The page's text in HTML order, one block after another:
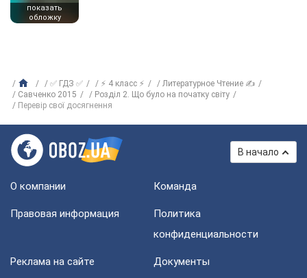
показать
обложку
✅ ГДЗ ✅ ⚡ 4 класс ⚡
Литературное Чтение ✍
Савченко 2015
Розділ 2. Що було на початку світу
Перевір свої досягнення
В начало
О компании Команда
Правовая информация
Политика
конфиденциальности
Реклама на сайте Документы